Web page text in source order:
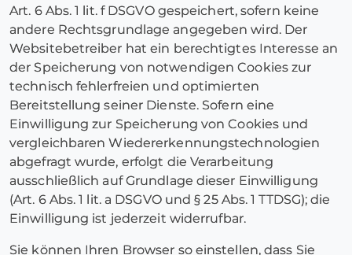
Art. 6 Abs. 1 lit. f DSGVO gespeichert, sofern keine
andere Rechtsgrundlage angegeben wird. Der
Websitebetreiber hat ein berechtigtes Interesse an
der Speicherung von notwendigen Cookies zur
technisch fehlerfreien und optimierten
Bereitstellung seiner Dienste. Sofern eine
Einwilligung zur Speicherung von Cookies und
vergleichbaren Wiedererkennungstechnologien
abgefragt wurde, erfolgt die Verarbeitung
ausschließlich auf Grundlage dieser Einwilligung
(Art. 6 Abs. 1 lit. a DSGVO und § 25 Abs. 1 TTDSG); die
Einwilligung ist jederzeit widerrufbar.
Sie können Ihren Browser so einstellen, dass Sie